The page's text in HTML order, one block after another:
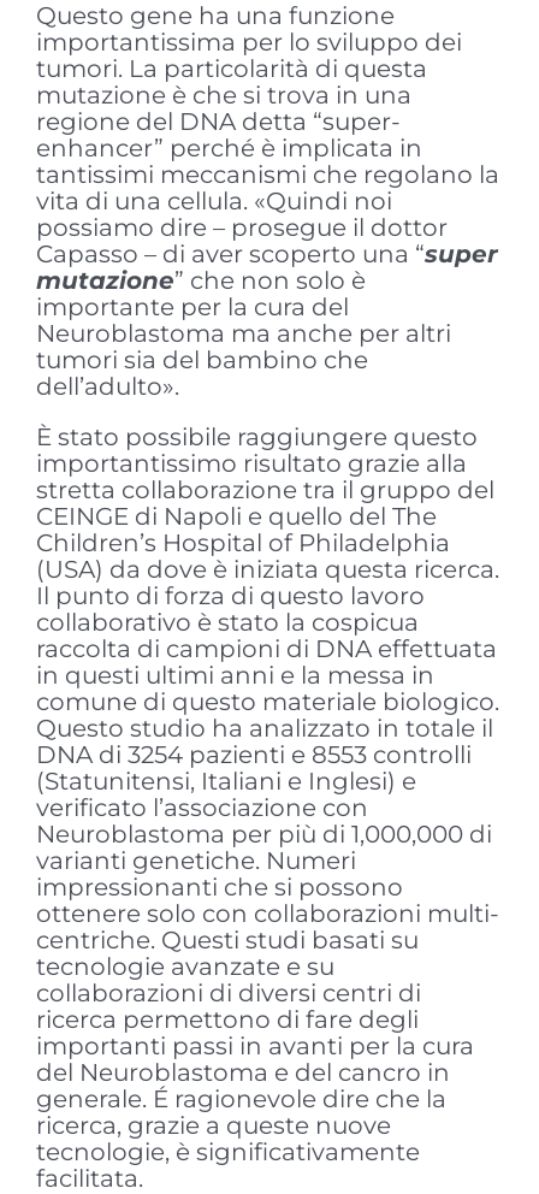
Questo gene ha una funzione
importantissima per lo sviluppo dei
tumori. La particolarità di questa
mutazione è che si trova in una
regione del DNA detta “super-
enhancer” perché è implicata in
tantissimi meccanismi che regolano la
vita di una cellula. «Quindi noi
possiamo dire – prosegue il dottor
Capasso – di aver scoperto una “super
mutazione” che non solo è
importante per la cura del
Neuroblastoma ma anche per altri
tumori sia del bambino che
dell’adulto».
È stato possibile raggiungere questo
importantissimo risultato grazie alla
stretta collaborazione tra il gruppo del
CEINGE di Napoli e quello del The
Children’s Hospital of Philadelphia
(USA) da dove è iniziata questa ricerca.
Il punto di forza di questo lavoro
collaborativo è stato la cospicua
raccolta di campioni di DNA effettuata
in questi ultimi anni e la messa in
comune di questo materiale biologico.
Questo studio ha analizzato in totale il
DNA di 3254 pazienti e 8553 controlli
(Statunitensi, Italiani e Inglesi) e
verificato l’associazione con
Neuroblastoma per più di 1,000,000 di
varianti genetiche. Numeri
impressionanti che si possono
ottenere solo con collaborazioni multi-
centriche. Questi studi basati su
tecnologie avanzate e su
collaborazioni di diversi centri di
ricerca permettono di fare degli
importanti passi in avanti per la cura
del Neuroblastoma e del cancro in
generale. É ragionevole dire che la
ricerca, grazie a queste nuove
tecnologie, è significativamente
facilitata.